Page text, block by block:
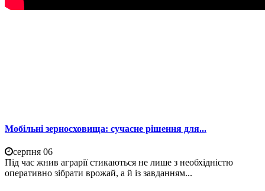
Мобільні зерносховища: сучасне рішення для...
серпня 06
Під час жнив аграрії стикаються не лише з необхідністю
оперативно зібрати врожай, а й із завданням...